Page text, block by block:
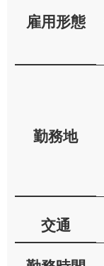
雇用形態
勤務地
交通